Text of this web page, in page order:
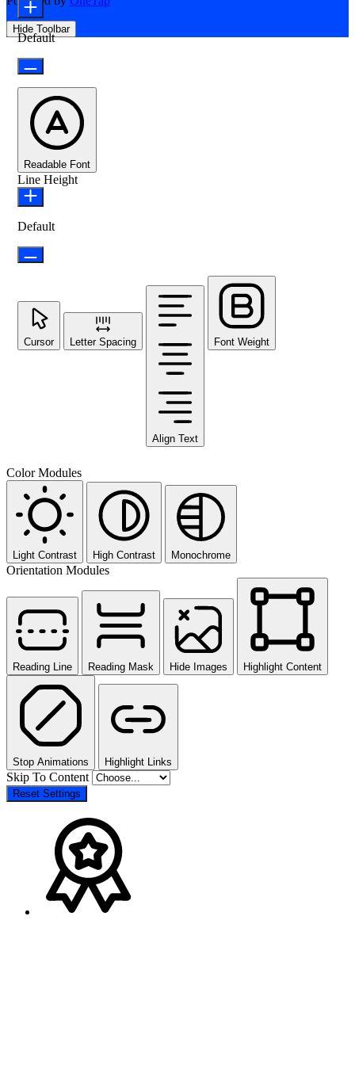
Hide Toolbar
Default
Readable Font
Line Height
Default
Cursor Letter Spacing
Align Text
Font Weight
Color Modules
Light Contrast High Contrast Monochrome
Orientation Modules
Reading Line Reading Mask Hide Images Highlight Content
Stop Animations Highlight Links
Skip To Content
Reset Settings